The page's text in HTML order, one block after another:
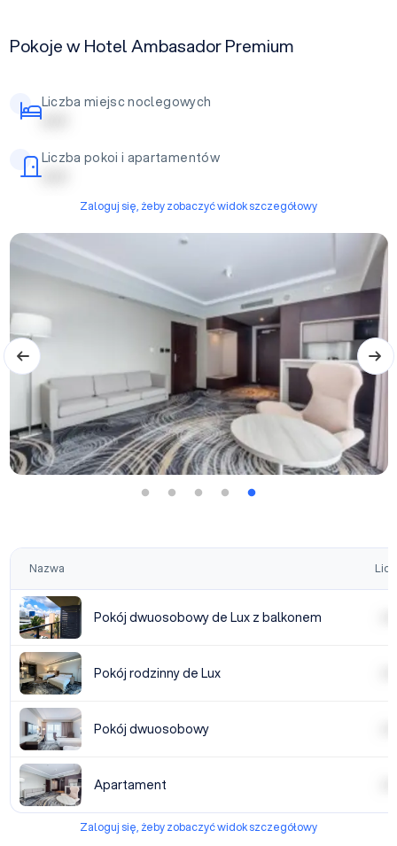
Pokoje w Hotel Ambasador Premium
Liczba miejsc noclegowych
| | | | |
Liczba pokoi i apartamentów
| | | | |
Zaloguj się, żeby zobaczyć widok szczegółowy
Nazwa
Pokój dwuosobowy de Lux z balkonem
Pokój rodzinny de Lux
Pokój dwuosobowy
Apartament
Zaloguj się, żeby zobaczyć widok szczegółowy